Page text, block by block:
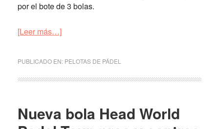
por el bote de 3 bolas.
[Leer más…]acerca
su
mas
solidaria
PUBLICADO EN: PELOTAS DE PÁDEL
Nueva bola Head World